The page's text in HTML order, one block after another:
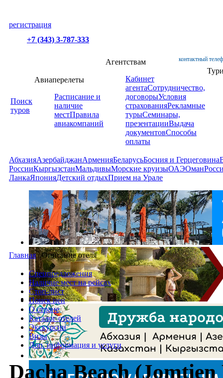
регистрация
+7 (343) 3-787-333
контактный
Поиск
туров
Авиаперелеты
Расписание и
наличие
местПравила
авиакомпаний
Агентствам
Кабинет
агентаСотрудничество,
договорыУсловия
страхованияРекламные
турыСеминары,
презентацииВыдача
документовСпособы
оплаты
АбхазияАзербайджанАрменияБеларусьБосния и Герцеговина
РоссииКыргызстанМальдивыМорские круизыОАЭОман
ЛанкаЯпонияДетский отдыхПрием на Урале
Главная /Описание отеля
Спецпредложения
Наличие мест на рейсах
Стоп-лист
Поиск цен
О стране
Каталог отелей
Экскурсии
Визы
Доп. информация и услуги
Dacha Beach